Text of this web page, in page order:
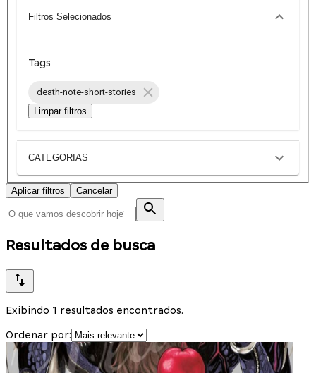
Filtros Selecionados
Tags
death-note-short-stories
Limpar filtros
CATEGORIAS
Aplicar filtros Cancelar
Resultados de busca
Exibindo 1 resultados encontrados.
Ordenar por: